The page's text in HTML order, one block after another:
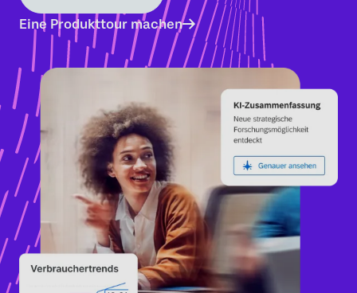
Eine Produkttour machen